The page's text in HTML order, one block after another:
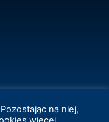
na niej,